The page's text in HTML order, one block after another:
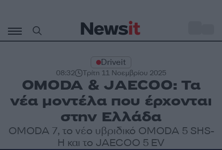
περιεχόμενο
Driveit
08:32 Τρίτη 11 Νοεμβρίου 2025
OMODA & JAECOO: Τα
νέα μοντέλα που έρχονται
στην Ελλάδα
OMODA 7, το νέο υβριδικό OMODA 5 SHS-
H και το JAECOO 5 EV